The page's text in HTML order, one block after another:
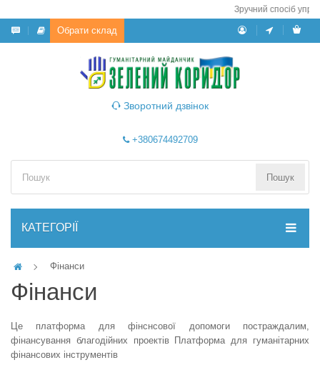
Зручний спосіб
Обрати склад
Зворотний дзвінок
+380674492709
Пошук
КАТЕГОРІЇ
Фінанси
Фінанси
Це платформа для фінснсової допомоги постраждалим,
фінансування благодійних проектів Платформа для гуманітарних
фінансових інструментів